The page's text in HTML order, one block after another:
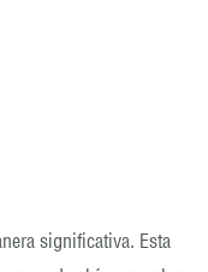
significativa. Esta